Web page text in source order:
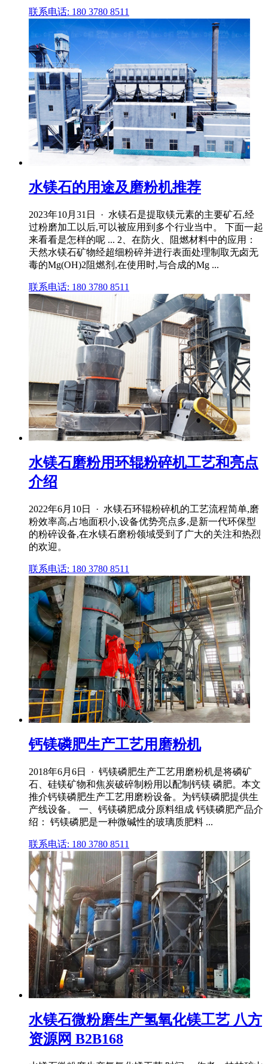
联系电话: 180 3780 8511
水镁石的用途及磨粉机推荐
2023年10月31日 · 水镁石是提取镁元素的主要矿石,经
过粉磨加工以后,可以被应用到多个行业当中。 下面一起
来看看是怎样的呢 ... 2、在防火、阻燃材料中的应用：
天然水镁石矿物经超细粉碎并进行表面处理制取无卤无
毒的Mg(OH)2阻燃剂,在使用时,与合成的Mg ...
联系电话: 180 3780 8511
水镁石磨粉用环辊粉碎机工艺和亮点
介绍
2022年6月10日 · 水镁石环辊粉碎机的工艺流程简单,磨
粉效率高,占地面积小,设备优势亮点多,是新一代环保型
的粉碎设备,在水镁石磨粉领域受到了广大的关注和热烈
的欢迎。
联系电话: 180 3780 8511
钙镁磷肥生产工艺用磨粉机
2018年6月6日 · 钙镁磷肥生产工艺用磨粉机是将磷矿
石、硅镁矿物和焦炭破碎制粉用以配制钙镁 磷肥。本文
推介钙镁磷肥生产工艺用磨粉设备。为钙镁磷肥提供生
产线设备。 一、钙镁磷肥成分原料组成 钙镁磷肥产品介
绍： 钙镁磷肥是一种微碱性的玻璃质肥料 ...
联系电话: 180 3780 8511
水镁石微粉磨生产氢氧化镁工艺 八方
资源网 B2B168